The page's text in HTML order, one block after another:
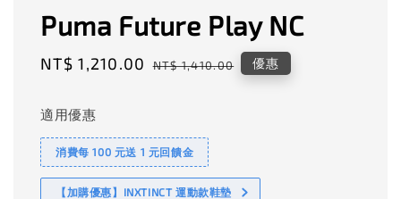
Puma Future Play NC
Sale
NT$ 1,210.00 Regular
NT$ 1,410.00 優惠
適用優惠
消費每 100 元送 1 元回饋金
【加購優惠】INXTINCT 運動款鞋墊